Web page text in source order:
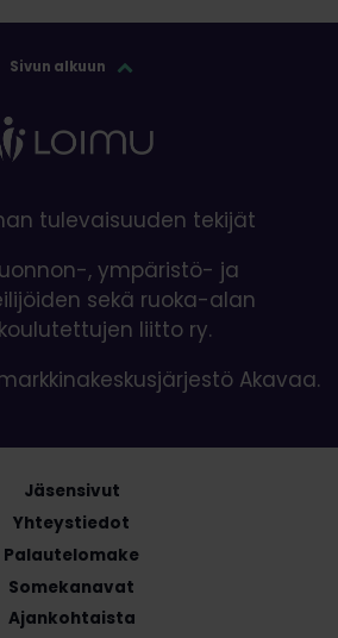
Sivun alkuun
tulevaisuuden tekijät
, ympäristö- ja
sekä ruoka-alan
liitto ry.
Akavaa.
Jäsensivut
Yhteystiedot
Palautelomake
Somekanavat
Ajankohtaista